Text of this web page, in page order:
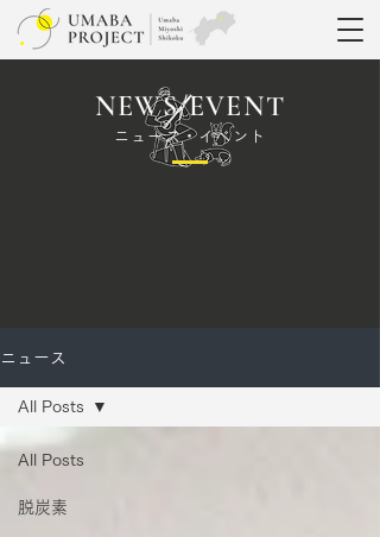
NEWS/EVENT
ニュース・イベント
ニュース
All Posts
脱炭素
All Posts